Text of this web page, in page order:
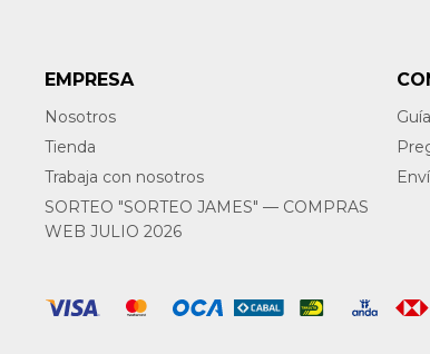
EMPRESA
Nosotros
Tienda
Trabaja con nosotros
SORTEO "SORTEO JAMES" — COMPRAS
WEB JULIO 2026